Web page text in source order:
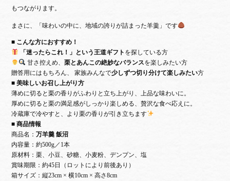
もつながります。
まさに、「味わいの中に、地域の誇りが詰まった羊羹」です
■ こんな方におすすめ！
「迷ったらこれ！」という王道ギフト を探している方
甘さ控えめ、 栗とあんこの絶妙なバランスを楽しみたい方
贈答用にはもちろん、 家族みんなで少しずつ切り分けて楽しみたい方
■ 美味しいお召し上がり方
薄めに切ると栗の香りがふわりと立ち上がり、上品な味わいに。
厚めに切ると栗の満足感がしっかり楽しめる、贅沢な食べ応えに。
冷蔵庫で冷やすと、より栗の香りが引き立ちます
■ 商品情報
商品名：万羊羹 飯沼
内容量：約500g／1本
原材料：栗、小豆、砂糖、小麦粉、デンプン、塩
賞味期限：約45日（ロットにより前後あり）
箱サイズ：縦23cm × 横10cm × 高さ8cm